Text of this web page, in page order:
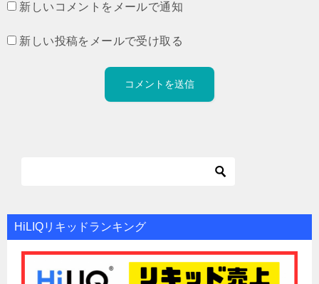
新しいコメントをメールで通知
新しい投稿をメールで受け取る
HiLIQリキッドランキング